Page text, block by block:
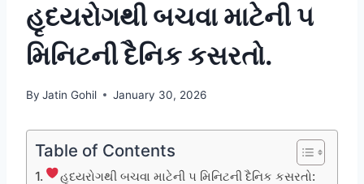
હૃદયરોગથી બચવા માટેની ૫
મિનિટની દૈનિક કસરતો.
By Jatin Gohil January 30, 2026
Table of Contents
હૃદયરોગથી બચવા માટેની ૫ મિનિટની દૈનિક કસરતો: